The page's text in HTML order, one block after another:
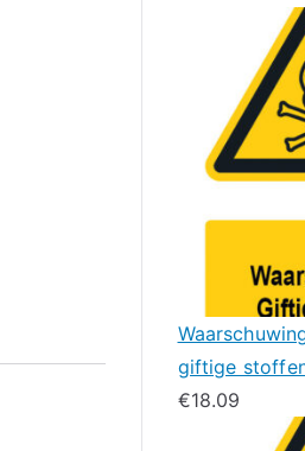
giftige
€18.09